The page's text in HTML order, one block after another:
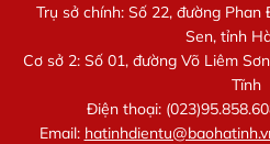
Trụ sở chính: Số 22, đường
Sen, tỉnh
Cơ sở 2: Số 01, đường Võ Liêm
Tĩnh
Điện thoại:
Email: